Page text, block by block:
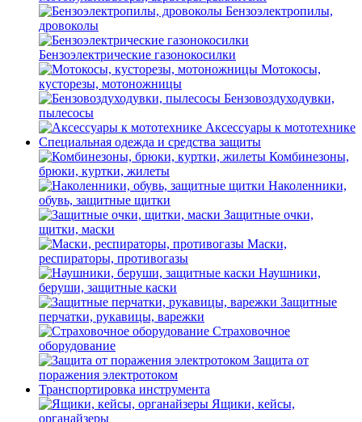
Бензоэлектропилы,
дровоколы
Бензоэлектрические газонокосилки
Мотокосы,
кусторезы, мотоножницы
Бензовоздуходувки,
пылесосы
Аксессуары к мототехнике
Специальная одежда и средства защиты
Комбинезоны,
брюки, куртки, жилеты
Наколенники,
обувь, защитные щитки
Защитные очки,
щитки, маски
Маски,
респираторы, противогазы
Наушники,
беруши, защитные каски
Защитные
перчатки, рукавицы, варежки
Страховочное
оборудование
Защита от
поражения электротоком
Транспортировка инструмента
Ящики, кейсы,
органайзеры